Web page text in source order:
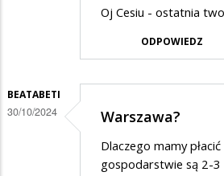
Oj Cesiu - ostatnia
ODPOWIEDZ
BEATABETI
30/10/2024 Warszawa?
Dlaczego mamy płacić
gospodarstwie są 2-